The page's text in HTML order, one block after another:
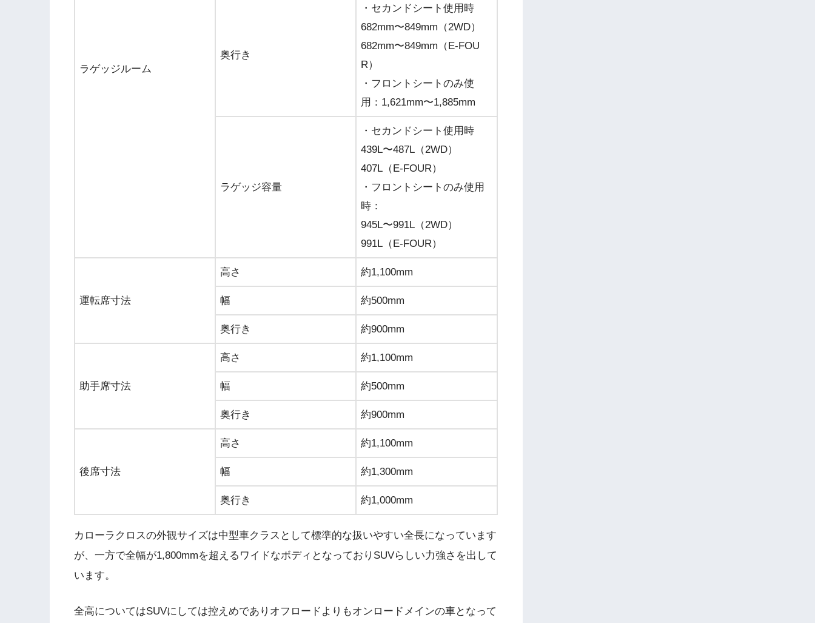
ラゲッジルーム
奥行き
・セカンドシート使用時
682mm〜849mm（2WD）
682mm〜849mm（E-FOU
R）
・フロントシートのみ使
用：1,621mm〜1,885mm
ラゲッジ容量
・セカンドシート使用時
439L〜487L（2WD）
407L（E-FOUR）
・フロントシートのみ使用
時：
945L〜991L（2WD）
991L（E-FOUR）
運転席寸法
高さ 約1,100mm
幅 約500mm
奥行き 約900mm
助手席寸法
高さ 約1,100mm
幅 約500mm
奥行き 約900mm
後席寸法
高さ 約1,100mm
幅 約1,300mm
奥行き 約1,000mm
カローラクロスの外観サイズは中型車クラスとして標準的な扱いやすい全長になっています
が、一方で全幅が1,800mmを超えるワイドなボディとなっておりSUVらしい力強さを出して
います。
全高についてはSUVにしては控えめでありオフロードよりもオンロードメインの車となって